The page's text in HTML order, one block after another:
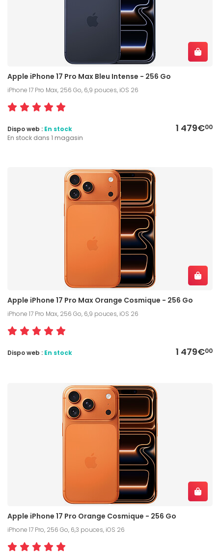
Apple iPhone 17 Pro Max Bleu Intense - 256 Go
iPhone 17 Pro Max, 256 Go, 6,9 pouces, iOS 26
1 479€00
Dispo web : En stock
En stock dans 1 magasin
Apple iPhone 17 Pro Max Orange Cosmique - 256 Go
iPhone 17 Pro Max, 256 Go, 6,9 pouces, iOS 26
1 479€00
Dispo web : En stock
Apple iPhone 17 Pro Orange Cosmique - 256 Go
iPhone 17 Pro, 256 Go, 6,3 pouces, iOS 26